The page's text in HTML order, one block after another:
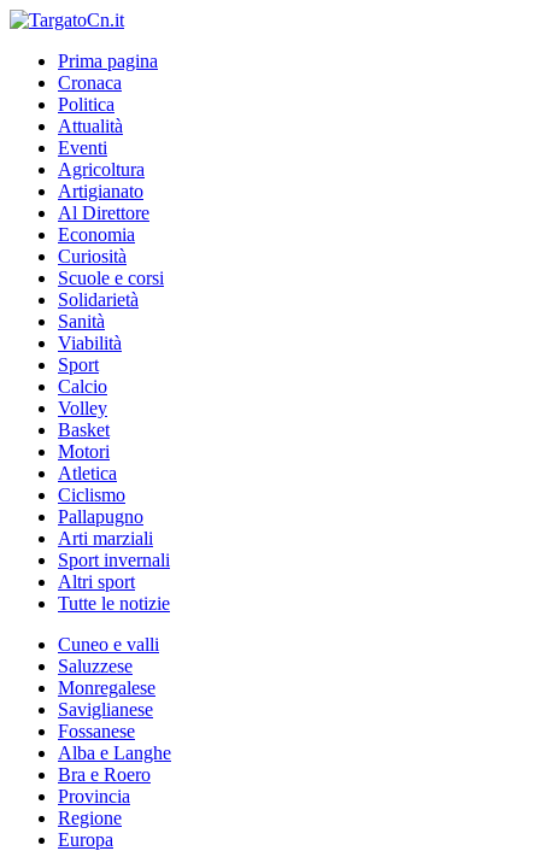
Prima pagina
Cronaca
Politica
Attualità
Eventi
Agricoltura
Artigianato
Al Direttore
Economia
Curiosità
Scuole e corsi
Solidarietà
Sanità
Viabilità
Sport
Calcio
Volley
Basket
Motori
Atletica
Ciclismo
Pallapugno
Arti marziali
Sport invernali
Altri sport
Tutte le notizie
Cuneo e valli
Saluzzese
Monregalese
Saviglianese
Fossanese
Alba e Langhe
Bra e Roero
Provincia
Regione
Europa